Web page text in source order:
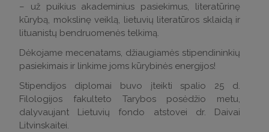
– už puikius akademinius pasiekimus, literatūrinę
kūrybą, mokslinę veiklą, lietuvių literatūros sklaidą ir
lituanistų bendruomenės telkimą.
Dėkojame mecenatams, džiaugiamės stipendininkių
pasiekimais ir linkime joms kūrybinės energijos!
Stipendijos diplomai buvo įteikti spalio 25 d.
Filologijos fakulteto Tarybos posėdžio metu,
dalyvaujant Lietuvių fondo atstovei dr. Daivai
Litvinskaitei.